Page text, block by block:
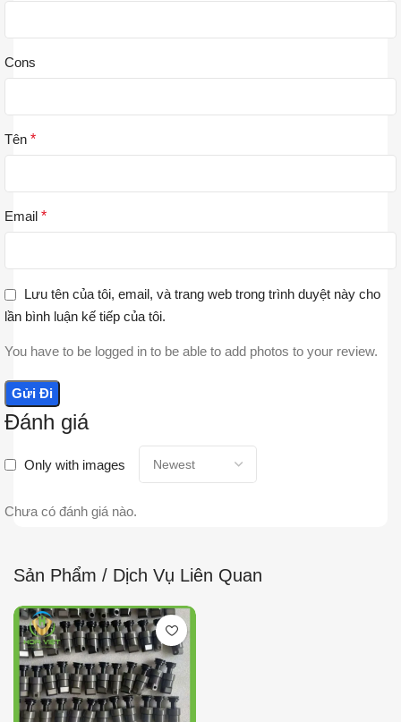
Đánh giá
Only with images
Chưa có đánh giá nào.
Cons
Tên *
Email *
Lưu tên của tôi, email, và trang web trong trình duyệt này cho
lần bình luận kế tiếp của tôi.
You have to be logged in to be able to add photos to your review.
Sản Phẩm / Dịch Vụ Liên Quan